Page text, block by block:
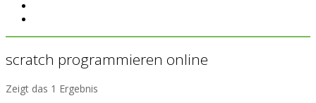
scratch programmieren online
Zeigt das 1 Ergebnis